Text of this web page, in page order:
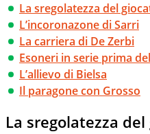
La sregolatezza del
L’incoronazone di Sarri
La carriera di De Zerbi
Esoneri in serie prima
L’allievo di Bielsa
Il paragone con Grosso
La sregolatezza